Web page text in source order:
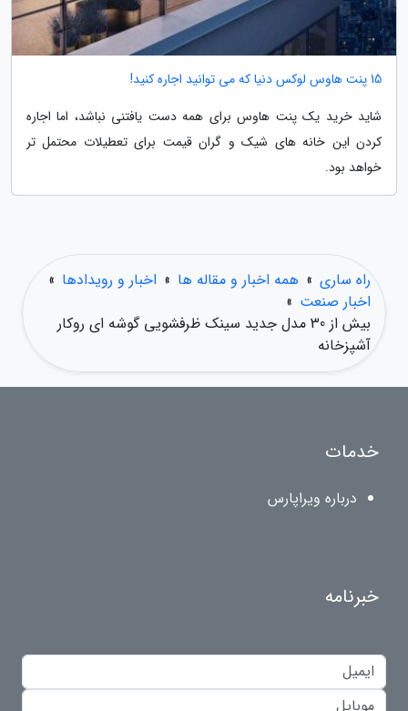
15 پنت هاوس لوکس دنیا که می توانید اجاره کنید!
شاید خرید یک پنت هاوس برای همه دست یافتنی نباشد، اما اجاره
کردن این خانه های شیک و گران قیمت برای تعطیلات محتمل تر
خواهد بود.
راه ساری » همه اخبار و مقاله ها » اخبار و رویدادها »
اخبار صنعت »
بیش از 30 مدل جدید سینک ظرفشویی گوشه ای روکار
آشپزخانه
خدمات
درباره ویراپارس
خبرنامه